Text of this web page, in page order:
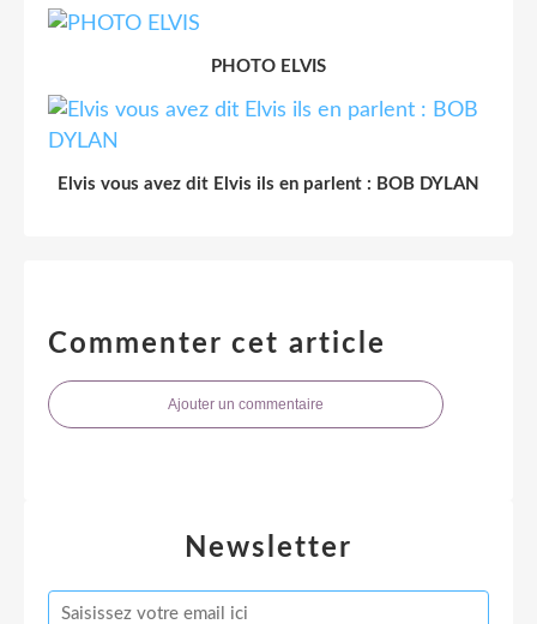
PHOTO ELVIS
Elvis vous avez dit Elvis ils en parlent : BOB DYLAN
Commenter cet article
Ajouter un commentaire
Newsletter